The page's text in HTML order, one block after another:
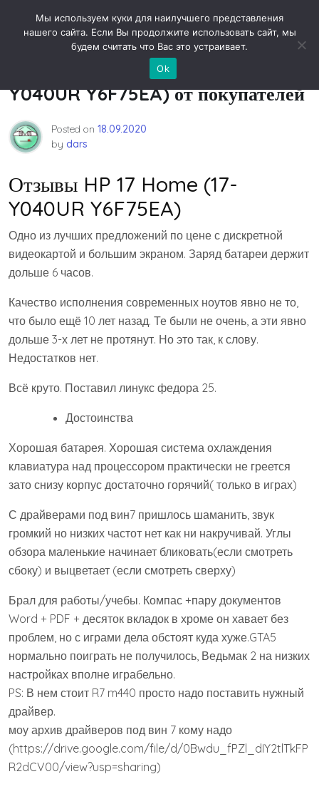
Новости технологий
Отзывы на HP 17 Home (17-
Y040UR Y6F75EA) от покупателей
Posted on 18.09.2020
by dars
Отзывы HP 17 Home (17-
Y040UR Y6F75EA)
Одно из лучших предложений по цене с дискретной
видеокартой и большим экраном. Заряд батареи держит
дольше 6 часов.
Качество исполнения современных ноутов явно не то,
что было ещё 10 лет назад. Те были не очень, а эти явно
дольше 3-х лет не протянут. Но это так, к слову.
Недостатков нет.
Всё круто. Поставил линукс федора 25.
Достоинства
Хорошая батарея. Хорошая система охлаждения
клавиатура над процессором практически не греется
зато снизу корпус достаточно горячий( только в играх)
С драйверами под вин7 пришлось шаманить, звук
громкий но низких частот нет как ни накручивай. Углы
обзора маленькие начинает бликовать(если смотреть
сбоку) и выцветает (если смотреть сверху)
Брал для работы/учебы. Компас +пару документов
Word + PDF + десяток вкладок в хроме он хавает без
проблем, но с играми дела обстоят куда хуже.GTA5
нормально поиграть не получилось, Ведьмак 2 на низких
настройках вполне играбельно.
PS: В нем стоит R7 m440 просто надо поставить нужный
драйвер.
моу архив драйверов под вин 7 кому надо
(https://drive.google.com/file/d/0Bwdu_fPZl_dIY2tlTkFP
R2dCV00/view?usp=sharing)
Мы используем куки для наилучшего представления
нашего сайта. Если Вы продолжите использовать сайт, мы
будем считать что Вас это устраивает.
Ok